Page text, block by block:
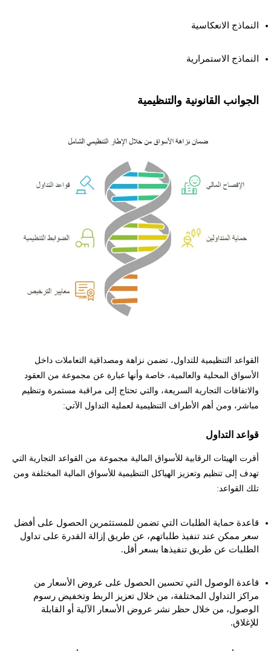
النماذج الانعكاسية
النماذج الاستمرارية
الجوانب القانونية والتنظيمية
القواعد التنظيمية للتداول، تضمن نزاهة ومصداقية التعاملات داخل
الأسواق المحلية والعالمية، خاصة وأنها عبارة عن مجموعة من العقود
والاتفاقات التجارية السريعة، والتي تحتاج إلى مراقبة مستمرة وتنظيم
مباشر، ومن أهم الأطراف التنظيمية لعملية التداول الآتي:
قواعد التداول
أقرت الهيئات الرقابية للأسواق المالية مجموعة من القواعد التجارية التي
تهدف إلى تنظيم وتعزيز الهياكل التنظيمية للأسواق المالية المختلفة ومن
تلك القواعد:
قاعدة حماية الطلبات التي تضمن للمستثمرين الحصول على أفضل
سعر ممكن عند تنفيذ طلباتهم، عن طريق إزالة القدرة على تداول
الطلبات عن طريق تنفيذها بسعر أقل.
قاعدة الوصول التي تحسين الحصول على عروض الأسعار من
مراكز التداول المختلفة، من خلال تعزيز الربط وتخفيض رسوم
الوصول، من خلال حظر نشر عروض الأسعار الآلية أو القابلة
للإغلاق.